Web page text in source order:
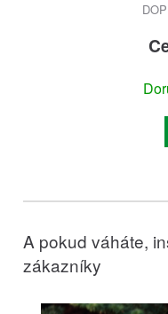
A pokud váháte,
zákazníky